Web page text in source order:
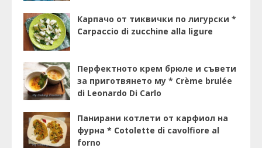
Карпачо от тиквички по лигурски *
Carpaccio di zucchine alla ligure
Перфектното крем брюле и съвети
за приготвянето му * Crème brulée
di Leonardo Di Carlo
Панирани котлети от карфиол на
фурна * Cotolette di cavolfiore al
forno